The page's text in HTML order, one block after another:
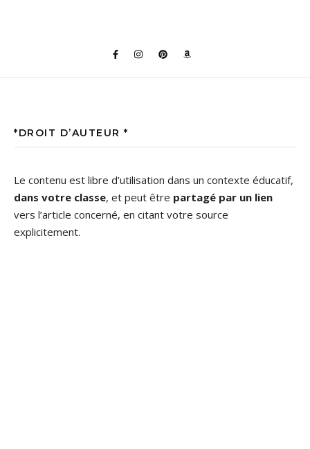
*DROIT D’AUTEUR *
Le contenu est libre d’utilisation dans un contexte éducatif,
dans votre classe, et peut être partagé par un lien
vers l’article concerné, en citant votre source
explicitement.